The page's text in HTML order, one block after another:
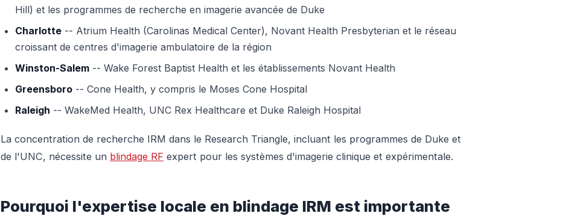
Hill) et les programmes de recherche en imagerie avancée de Duke
Charlotte -- Atrium Health (Carolinas Medical Center), Novant Health Presbyterian et le réseau
croissant de centres d'imagerie ambulatoire de la région
Winston-Salem -- Wake Forest Baptist Health et les établissements Novant Health
Greensboro -- Cone Health, y compris le Moses Cone Hospital
Raleigh -- WakeMed Health, UNC Rex Healthcare et Duke Raleigh Hospital
La concentration de recherche IRM dans le Research Triangle, incluant les programmes de Duke et
de l'UNC, nécessite un blindage RF expert pour les systèmes d'imagerie clinique et expérimentale.
Pourquoi l'expertise locale en blindage IRM est importante